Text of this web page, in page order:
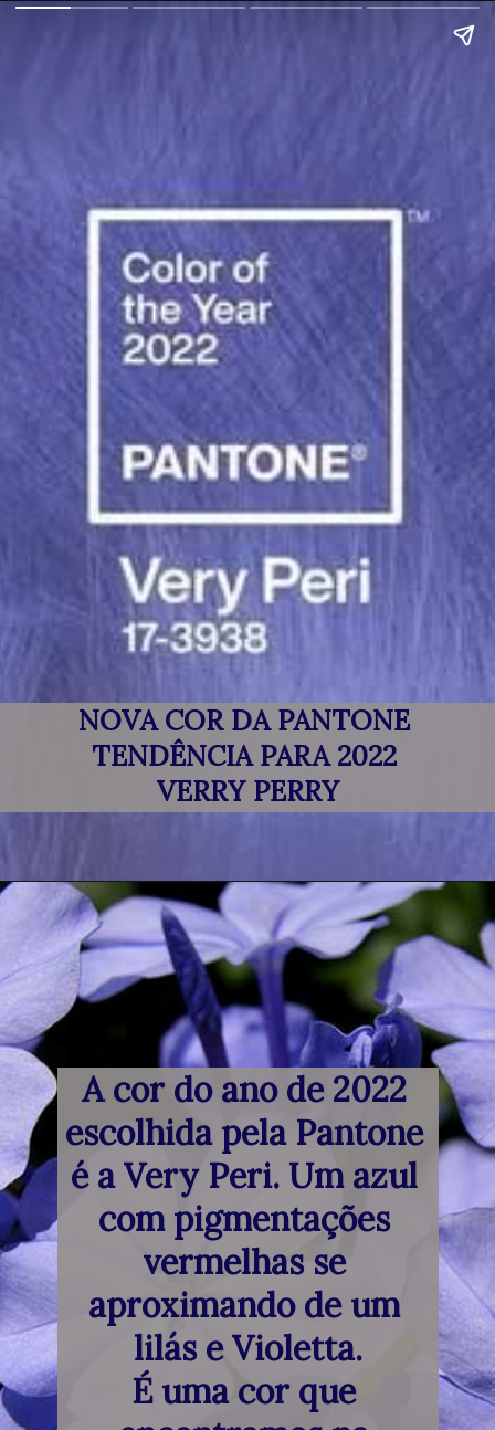
NOVA COR DA PANTONE
TENDÊNCIA PARA 2022
VERRY PERRY
A cor do ano de 2022
escolhida pela Pantone
é a Very Peri. Um azul
com pigmentações
vermelhas se
aproximando de um
lilás e Violetta.
É uma cor que